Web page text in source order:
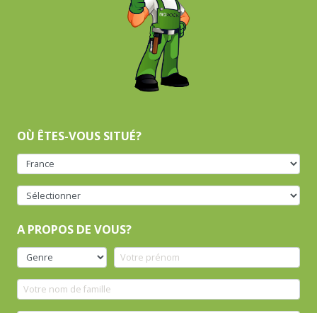
OÙ ÊTES-VOUS SITUÉ?
A PROPOS DE VOUS?